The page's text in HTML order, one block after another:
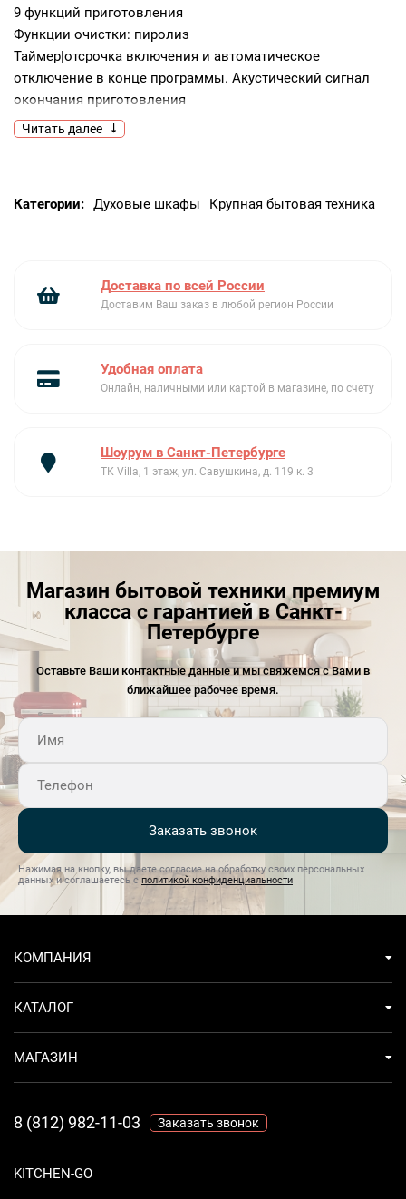
9 функций приготовления
Функции очистки: пиролиз
Таймер|отсрочка включения и автоматическое
отключение в конце программы. Акустический сигнал
окончания приготовления
Электронный контроль температуры (50 – 280С)|Быстрый
предварительный разогрев
галогенные лампы (40 Вт)
отключение при открытой дверце
Решетка для противней|2 решетки с ограничителем|
вертел
Номинальная мощность: 3|0 кВт|Мощность гриля: 2|7 кВт
Читать далее
Категории: Духовые шкафы Крупная бытовая техника
Доставка по всей России
Доставим Ваш заказ в любой регион России
Удобная оплата
Онлайн, наличными или картой в магазине, по счету
Шоурум в Санкт-Петербурге
ТК Villa, 1 этаж, ул. Савушкина, д. 119 к. 3
Магазин бытовой техники премиум
класса с гарантией в Санкт-
Петербурге
Оставьте Ваши контактные данные и мы свяжемся с Вами в
ближайшее рабочее время.
Заказать звонок
Нажимая на кнопку, вы даете согласие на обработку своих персональных
данных и соглашаетесь с политикой конфиденциальности
KITCHEN-GO
КОМПАНИЯ
КАТАЛОГ
МАГАЗИН
8 (812) 982-11-03 Заказать звонок